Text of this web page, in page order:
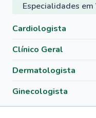
Especialidades
Cardiologista
Clínico Geral
Dermatologista
Ginecologista